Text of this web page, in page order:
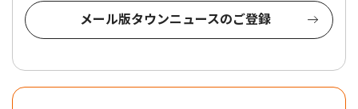
メール版タウンニュースのご登録